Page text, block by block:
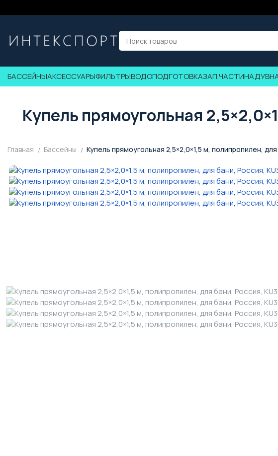
БАССЕЙНЫАКСЕССУАРЫФИЛЬТРЫВОДОПОДГОТОВКАЗАП.ЧАСТИ
Купель прямоугольная
Главная Бассейны Купель прямоугольная 2,5×2,0×1,5 м, полипропилен,